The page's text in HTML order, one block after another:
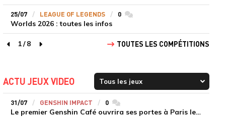
25/07 LEAGUE OF LEGENDS 0commentaires
Worlds 2026 : toutes les infos
page précédente
1/8
page suivante
TOUTES LES COMPÉTITIONS
ACTU JEUX VIDEO
31/07 GENSHIN IMPACT 0commentaires
Le premier Genshin Café ouvrira ses portes à Paris le 14 août